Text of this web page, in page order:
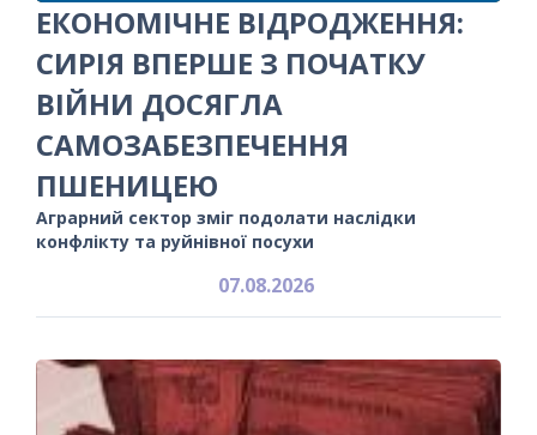
ЕКОНОМІЧНЕ ВІДРОДЖЕННЯ:
СИРІЯ ВПЕРШЕ З ПОЧАТКУ
ВІЙНИ ДОСЯГЛА
САМОЗАБЕЗПЕЧЕННЯ
ПШЕНИЦЕЮ
Аграрний сектор зміг подолати наслідки
конфлікту та руйнівної посухи
07.08.2026